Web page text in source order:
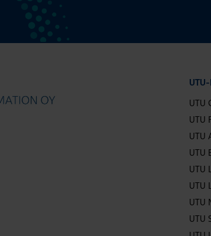
UTU-
UTU
UTU
UTU
UTU
UTU
UTU
UTU
UTU